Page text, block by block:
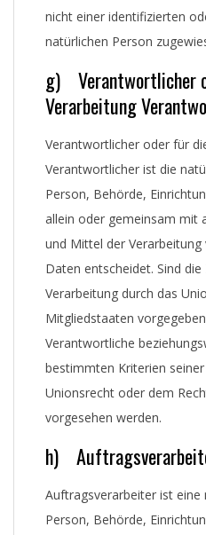
nicht einer identifizierten
natürlichen Person
g) Verantwortlicher
Verarbeitung
Verantwortlicher oder für
Verantwortlicher ist die
Person, Behörde,
allein oder gemeinsam mit
und Mittel der
Daten entscheidet. Sind
Verarbeitung durch das
Mitgliedstaaten
Verantwortliche
bestimmten Kriterien
Unionsrecht oder dem
vorgesehen werden.
h)
Auftragsverarbeiter ist
Person, Behörde,